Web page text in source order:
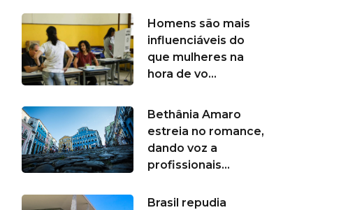
Homens são mais
influenciáveis do
que mulheres na
hora de vo...
Bethânia Amaro
estreia no romance,
dando voz a
profissionais...
Brasil repudia